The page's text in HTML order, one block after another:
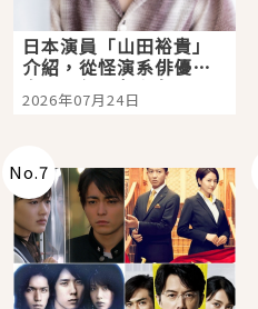
日本演員「山田裕貴」
介紹，從怪演系俳優走
向國民級日劇主角
2026年07月24日
No.7